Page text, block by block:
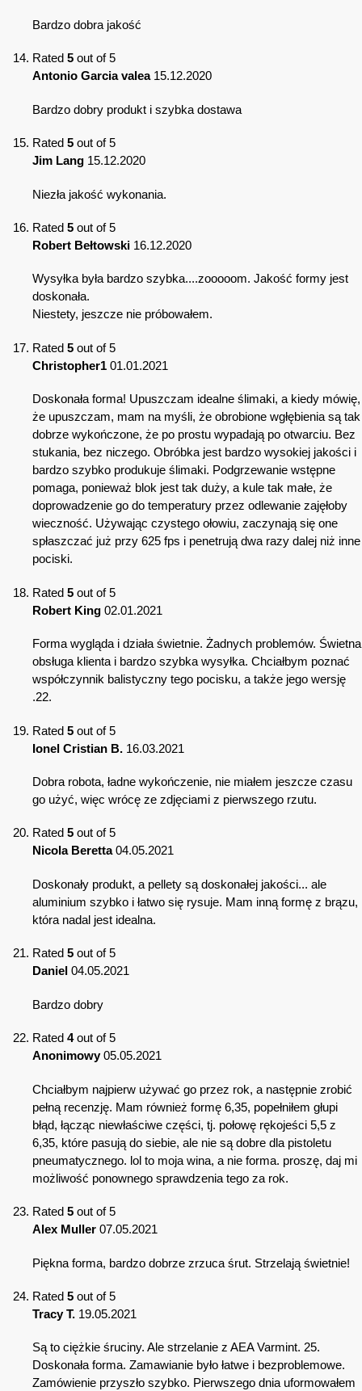
Bardzo dobra jakość
Rated 5 out of 5
Antonio Garcia valea 15.12.2020
Bardzo dobry produkt i szybka dostawa
Rated 5 out of 5
Jim Lang 15.12.2020
Niezła jakość wykonania.
Rated 5 out of 5
Robert Bełtowski 16.12.2020
Wysyłka była bardzo szybka....zooooom. Jakość formy jest
doskonała.
Niestety, jeszcze nie próbowałem.
Rated 5 out of 5
Christopher1 01.01.2021
Doskonała forma! Upuszczam idealne ślimaki, a kiedy mówię,
że upuszczam, mam na myśli, że obrobione wgłębienia są tak
dobrze wykończone, że po prostu wypadają po otwarciu. Bez
stukania, bez niczego. Obróbka jest bardzo wysokiej jakości i
bardzo szybko produkuje ślimaki. Podgrzewanie wstępne
pomaga, ponieważ blok jest tak duży, a kule tak małe, że
doprowadzenie go do temperatury przez odlewanie zajęłoby
wieczność. Używając czystego ołowiu, zaczynają się one
spłaszczać już przy 625 fps i penetrują dwa razy dalej niż inne
pociski.
Rated 5 out of 5
Robert King 02.01.2021
Forma wygląda i działa świetnie. Żadnych problemów. Świetna
obsługa klienta i bardzo szybka wysyłka. Chciałbym poznać
współczynnik balistyczny tego pocisku, a także jego wersję
.22.
Rated 5 out of 5
Ionel Cristian B. 16.03.2021
Dobra robota, ładne wykończenie, nie miałem jeszcze czasu
go użyć, więc wrócę ze zdjęciami z pierwszego rzutu.
Rated 5 out of 5
Nicola Beretta04.05.2021
Doskonały produkt, a pellety są doskonałej jakości... ale
aluminium szybko i łatwo się rysuje. Mam inną formę z brązu,
która nadal jest idealna.
Rated 5 out of 5
Daniel 04.05.2021
Bardzo dobry
Rated 4out of 5
Anonimowy05.05.2021
Chciałbym najpierw używać go przez rok, a następnie zrobić
pełną recenzję. Mam również formę 6,35, popełniłem głupi
błąd, łącząc niewłaściwe części, tj. połowę rękojeści 5,5 z
6,35, które pasują do siebie, ale nie są dobre dla pistoletu
pneumatycznego. lol to moja wina, a nie forma. proszę, daj mi
możliwość ponownego sprawdzenia tego za rok.
Rated 5 out of 5
Alex Muller 07.05.2021
Piękna forma, bardzo dobrze zrzuca śrut. Strzelają świetnie!
Rated 5 out of 5
Tracy T. 19.05.2021
Są to ciężkie śruciny. Ale strzelanie z AEA Varmint. 25.
Doskonała forma. Zamawianie było łatwe i bezproblemowe.
Zamówienie przyszło szybko. Pierwszego dnia uformowałem